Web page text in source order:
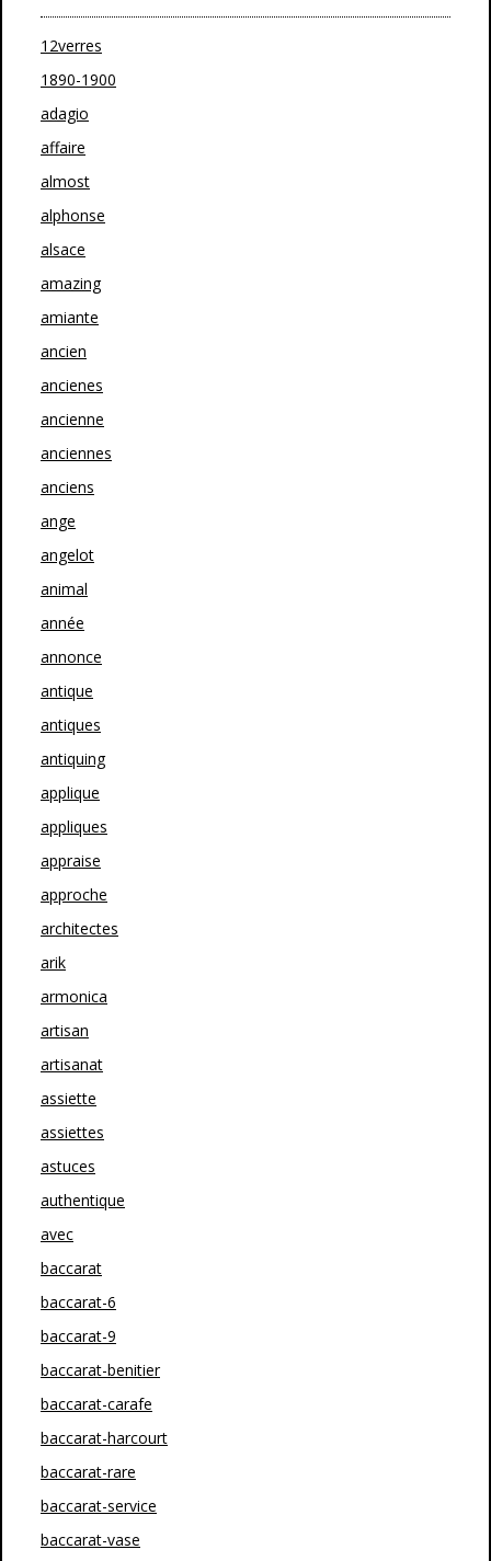
12verres
1890-1900
adagio
affaire
almost
alphonse
alsace
amazing
amiante
ancien
ancienes
ancienne
anciennes
anciens
ange
angelot
animal
année
annonce
antique
antiques
antiquing
applique
appliques
appraise
approche
architectes
arik
armonica
artisan
artisanat
assiette
assiettes
astuces
authentique
avec
baccarat
baccarat-6
baccarat-9
baccarat-benitier
baccarat-carafe
baccarat-harcourt
baccarat-rare
baccarat-service
baccarat-vase